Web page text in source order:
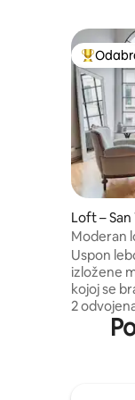
Među
Loft –
Moderan
Uspon
izložene
kojoj se
2
Ujutro
prozori